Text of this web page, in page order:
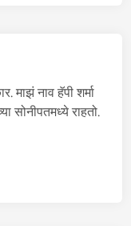
माझं नाव हॅपी शर्मा
सोनीपतमध्ये राहतो.